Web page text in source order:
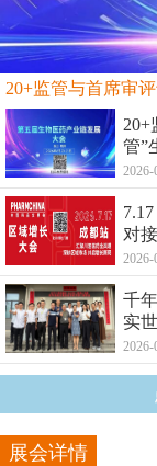
20+
管”
2026-
对
2026-
千
实
2026-
展会详情